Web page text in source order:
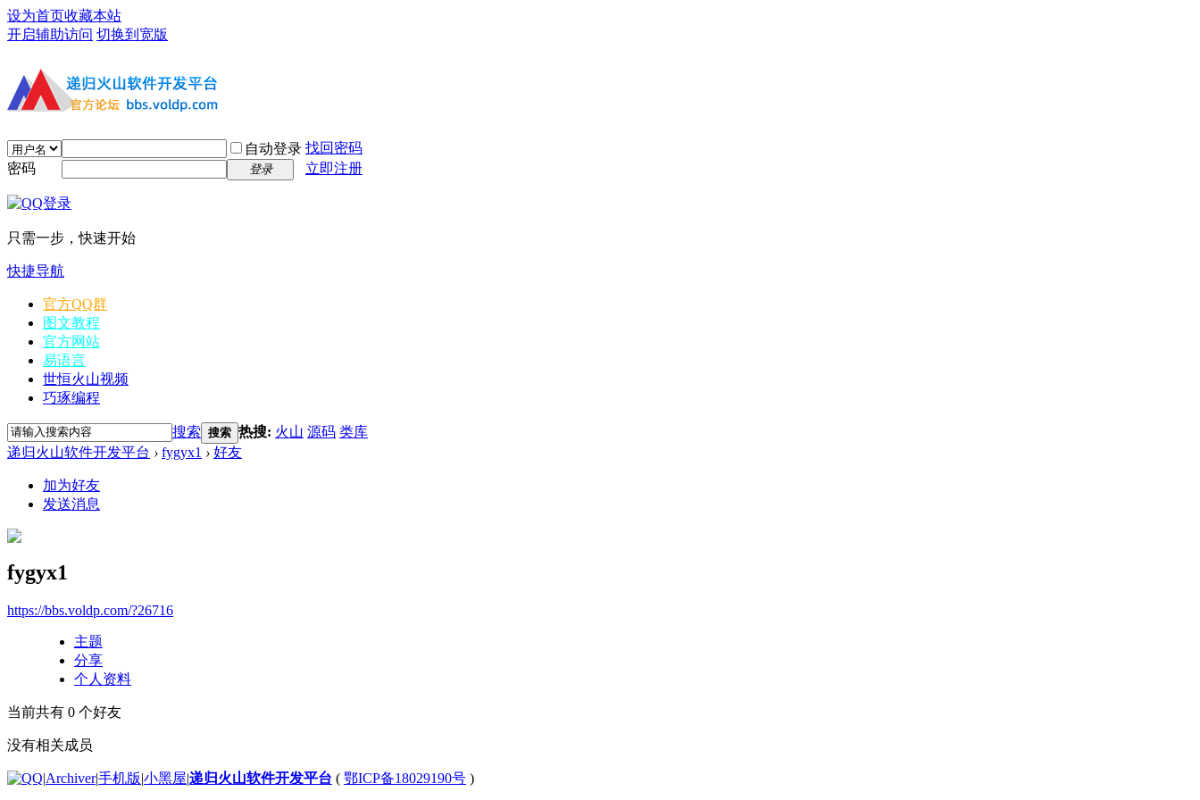
设为首页收藏本站
开启辅助访问 切换到宽版
自动登录 找回密码
密码
登录 立即注册
只需一步，快速开始
快捷导航
官方QQ群
图文教程
官方网站
易语言
世恒火山视频
巧琢编程
搜索 搜索 热搜: 火山 源码 类库
递归火山软件开发平台 › fygyx1 › 好友
加为好友
发送消息
fygyx1
https://bbs.voldp.com/?26716
主题
分享
个人资料
当前共有 0 个好友
没有相关成员
|Archiver|手机版|小黑屋|递归火山软件开发平台 ( 鄂ICP备18029190号 )